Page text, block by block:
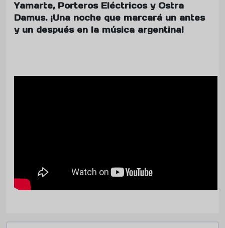
Yamarte, Porteros Eléctricos y Ostra
Damus. ¡Una noche que marcará un antes
y un después en la música argentina!